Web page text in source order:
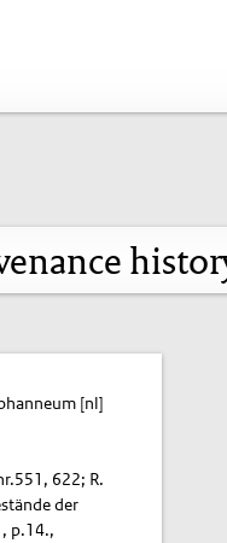
[nl]
622; R.
der
p.14.,